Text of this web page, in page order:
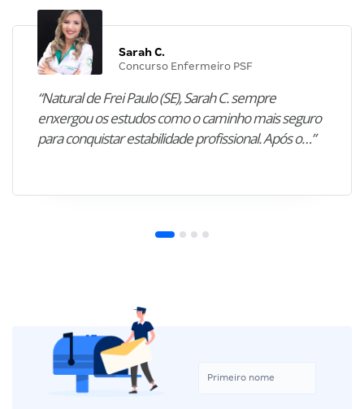
Sarah C.
Concurso Enfermeiro PSF
“Natural de Frei Paulo (SE), Sarah C. sempre
enxergou os estudos como o caminho mais seguro
para conquistar estabilidade profissional. Após o…”